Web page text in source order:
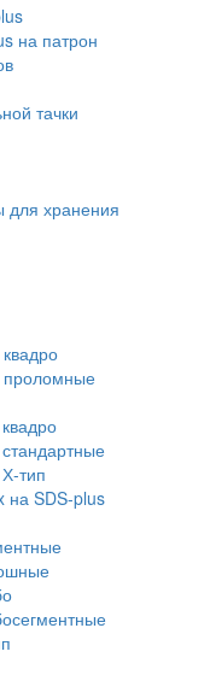
на патрон
тачки
для хранения
проломные
тип
на SDS-plus